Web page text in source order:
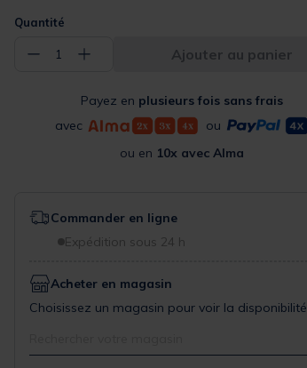
Quantité
− 1 + Ajouter au panier
Payez en plusieurs fois sans frais
avec
ou
ou en 10x avec Alma
Commander en ligne
Expédition sous 24 h
Acheter en magasin
Choisissez un magasin pour voir la disponibilité